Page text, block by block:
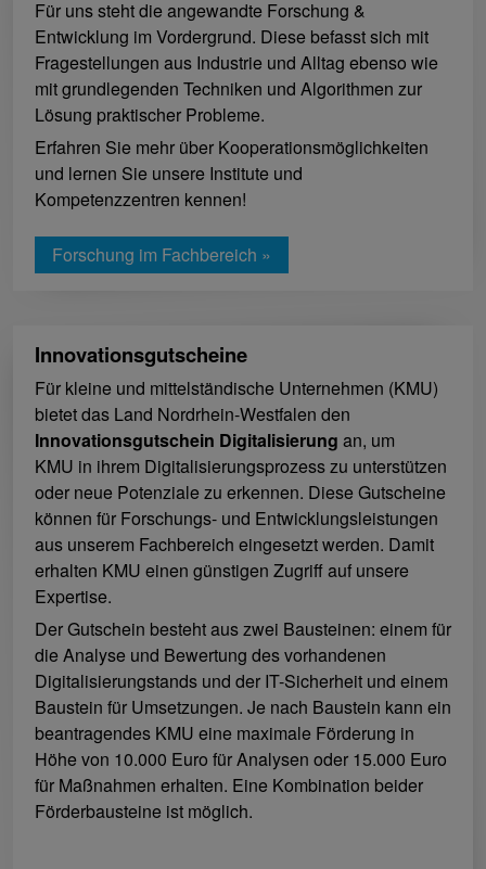
Für uns steht die angewandte Forschung &
Entwicklung im Vordergrund. Diese befasst sich mit
Fragestellungen aus Industrie und Alltag ebenso wie
mit grundlegenden Techniken und Algorithmen zur
Lösung praktischer Probleme.
Erfahren Sie mehr über Kooperationsmöglichkeiten
und lernen Sie unsere Institute und
Kompetenzzentren kennen!
Forschung im Fachbereich »
Innovationsgutscheine
Für kleine und mittelständische Unternehmen (KMU)
bietet das Land Nordrhein-Westfalen den
Innovationsgutschein Digitalisierung an, um
KMU in ihrem Digitalisierungsprozess zu unterstützen
oder neue Potenziale zu erkennen. Diese Gutscheine
können für Forschungs- und Entwicklungsleistungen
aus unserem Fachbereich eingesetzt werden. Damit
erhalten KMU einen günstigen Zugriff auf unsere
Expertise.
Der Gutschein besteht aus zwei Bausteinen: einem für
die Analyse und Bewertung des vorhandenen
Digitalisierungstands und der IT-Sicherheit und einem
Baustein für Umsetzungen. Je nach Baustein kann ein
beantragendes KMU eine maximale Förderung in
Höhe von 10.000 Euro für Analysen oder 15.000 Euro
für Maßnahmen erhalten. Eine Kombination beider
Förderbausteine ist möglich.